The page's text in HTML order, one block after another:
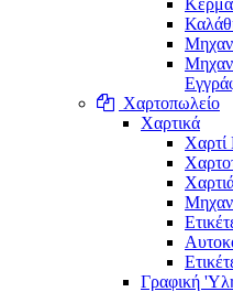
Χαρτοπωλείο
Χαρτικά
Γραφική